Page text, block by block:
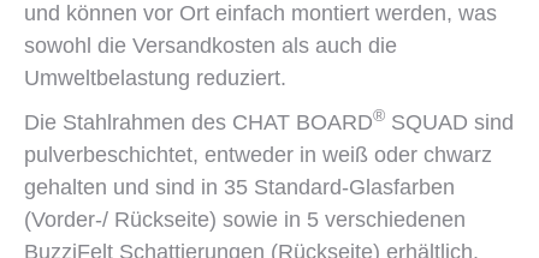
und können vor Ort einfach montiert werden, was
sowohl die Versandkosten als auch die
Umweltbelastung reduziert.
Die Stahlrahmen des CHAT BOARD® SQUAD sind
pulverbeschichtet, entweder in weiß oder chwarz
gehalten und sind in 35 Standard-Glasfarben
(Vorder-/ Rückseite) sowie in 5 verschiedenen
BuzziFelt Schattierungen (Rückseite) erhältlich.